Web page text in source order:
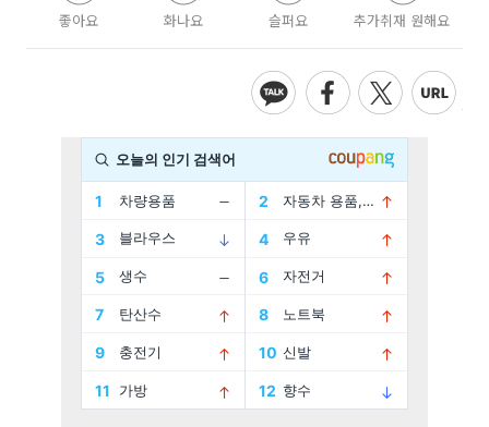
좋아요 화나요 슬퍼요 추가취재 원해요